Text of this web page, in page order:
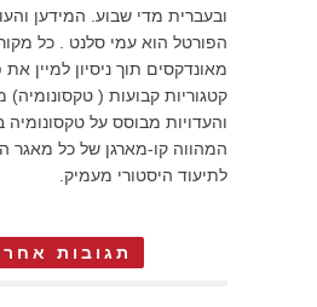
ובעברית מדי שבוע. המידען
הפורטל הוא עמי סלנט . כל
מאונדקסים תוך ניסיון למיין
קטגוריות קבועות ( טקסונומיה)
והעדויות מבוסס על טקסונומיה
המהווה קו-מארגן של כל מאגר
לתיעוד היסטורי מעמיק.
תגובות